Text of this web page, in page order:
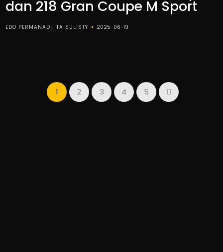
dan 218 Gran Coupe M Sport
EDO PERMANADHITA SULISTY 2025-06-19
1 2 3 4 5